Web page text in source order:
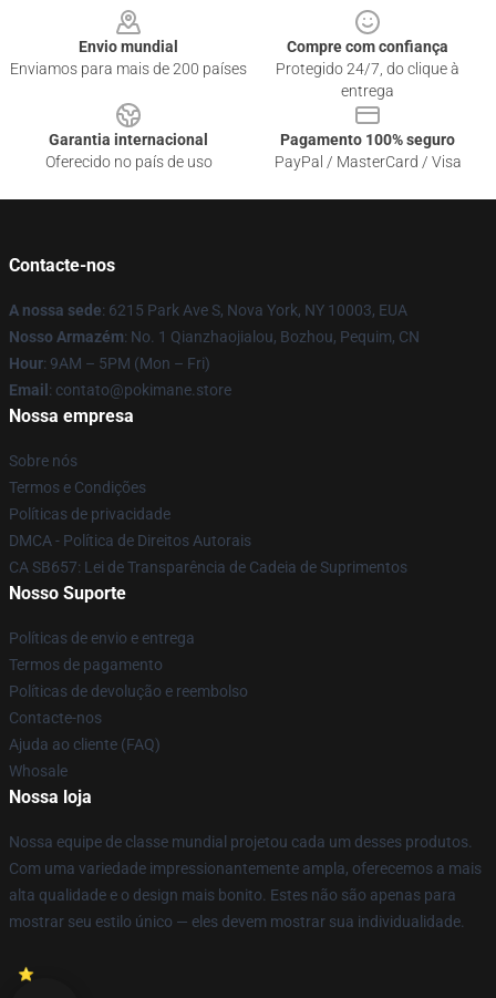
Envio mundial
Enviamos para mais de 200 países
Compre com confiança
Protegido 24/7, do clique à
entrega
Garantia internacional
Oferecido no país de uso
Pagamento 100% seguro
PayPal / MasterCard / Visa
Contacte-nos
A nossa sede: 6215 Park Ave S, Nova York, NY 10003, EUA
Nosso Armazém: No. 1 Qianzhaojialou, Bozhou, Pequim, CN
Hour: 9AM – 5PM (Mon – Fri)
Email : contato@pokimane.store
Nossa empresa
Sobre nós
Termos e Condições
Políticas de privacidade
DMCA - Política de Direitos Autorais
CA SB657: Lei de Transparência de Cadeia de Suprimentos
Nosso Suporte
Políticas de envio e entrega
Termos de pagamento
Políticas de devolução e reembolso
Contacte-nos
Ajuda ao cliente (FAQ)
Whosale
Nossa loja
Nossa equipe de classe mundial projetou cada um desses produtos.
Com uma variedade impressionantemente ampla, oferecemos a mais
alta qualidade e o design mais bonito. Estes não são apenas para
mostrar seu estilo único — eles devem mostrar sua individualidade.